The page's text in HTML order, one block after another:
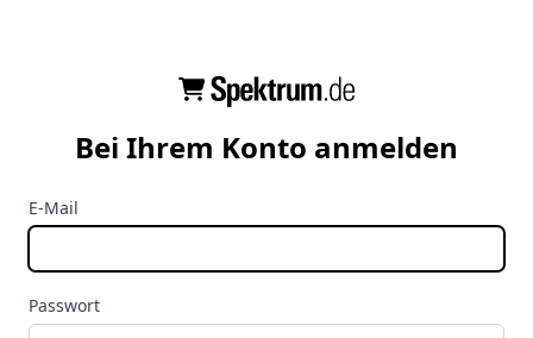
Bei Ihrem Konto anmelden
E-Mail
Passwort